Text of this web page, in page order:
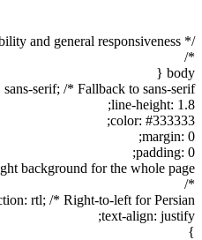
and general responsiveness
*/
body {
serif; /* Fallback to sans-serif */
line-height: 1.8;
color: #333333;
margin: 0;
padding: 0;
background for the whole page
*/
rtl; /* Right-to-left for Persian */
text-align: justify;
}